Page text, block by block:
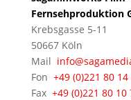
Fernsehproduktion
Krebsgasse 5-11
50667 Köln
Mail
Fon +49 (0)221 80 14
Fax +49 (0)221 80 10